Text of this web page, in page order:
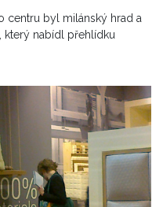
centru byl milánský hrad a
který nabídl přehlídku